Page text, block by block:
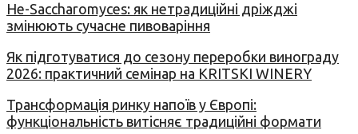
Не-Saccharomyces: як нетрадиційні дріжджі
змінюють сучасне пивоваріння
Як підготуватися до сезону переробки винограду
2026: практичний семінар на KRITSKI WINERY
Трансформація ринку напоїв у Європі:
функціональність витісняє традиційні формати